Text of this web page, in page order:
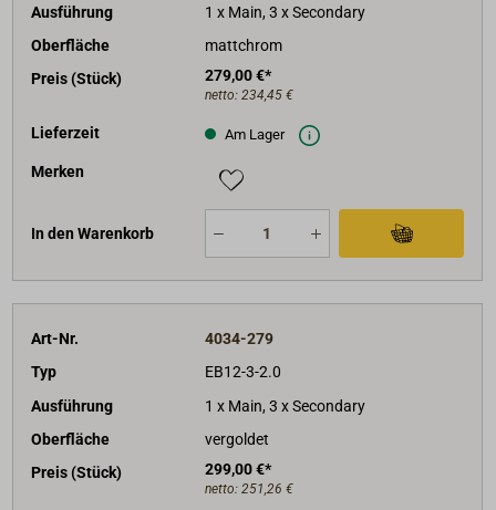
Ausführung
1 x Main, 3 x Secondary
Oberfläche
mattchrom
Preis (Stück)
279,00 €*
netto: 234,45 €
Lieferzeit Am Lager
Merken
In den Warenkorb
Art-Nr.
4034-279
Typ
EB12-3-2.0
Ausführung
1 x Main, 3 x Secondary
Oberfläche
vergoldet
Preis (Stück)
299,00 €*
netto: 251,26 €